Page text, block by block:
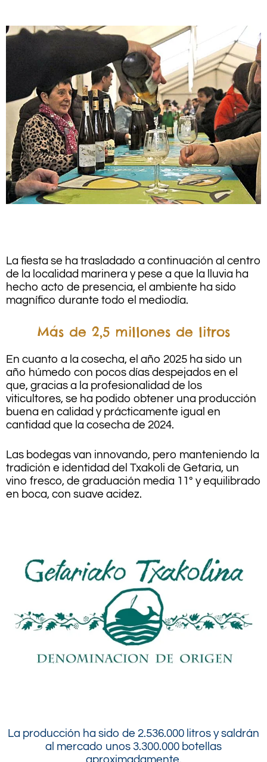
La fiesta se ha trasladado a continuación al centro
de la localidad marinera y pese a que la lluvia ha
hecho acto de presencia, el ambiente ha sido
magnífico durante todo el mediodía.
Más de 2,5 millones de litros
En cuanto a la cosecha, el año 2025 ha sido un
año húmedo con pocos días despejados en el
que, gracias a la profesionalidad de los
viticultores, se ha podido obtener una producción
buena en calidad y prácticamente igual en
cantidad que la cosecha de 2024.
Las bodegas van innovando, pero manteniendo la
tradición e identidad del Txakoli de Getaria, un
vino fresco, de graduación media 11º y equilibrado
en boca, con suave acidez.
La producción ha sido de 2.536.000 litros y saldrán
al mercado unos 3.300.000 botellas
aproximadamente.